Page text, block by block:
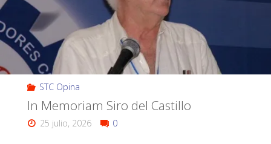
STC Opina
In Memoriam Siro del Castillo
25 julio, 2026 0